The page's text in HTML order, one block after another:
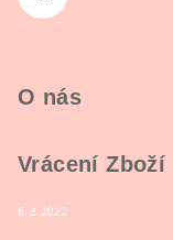
O nás
Vrácení Zboží
6.2.2022